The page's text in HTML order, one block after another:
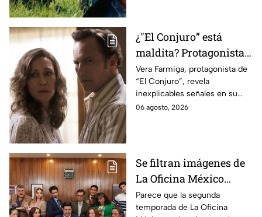
¿"El Conjuro” está
maldita? Protagonista
revela INQUIETANTES
señales en su cuerpo
durante la grabación de
la película
Vera Farmiga, protagonista de
“El Conjuro”, revela
inexplicables señales en su
cuerpo durante el rodaje de la
06 agosto, 2026
Se filtran imágenes de
La Oficina México
temporada 2 y un
detalle desata teorías
Parece que la segunda
temporada de La Oficina